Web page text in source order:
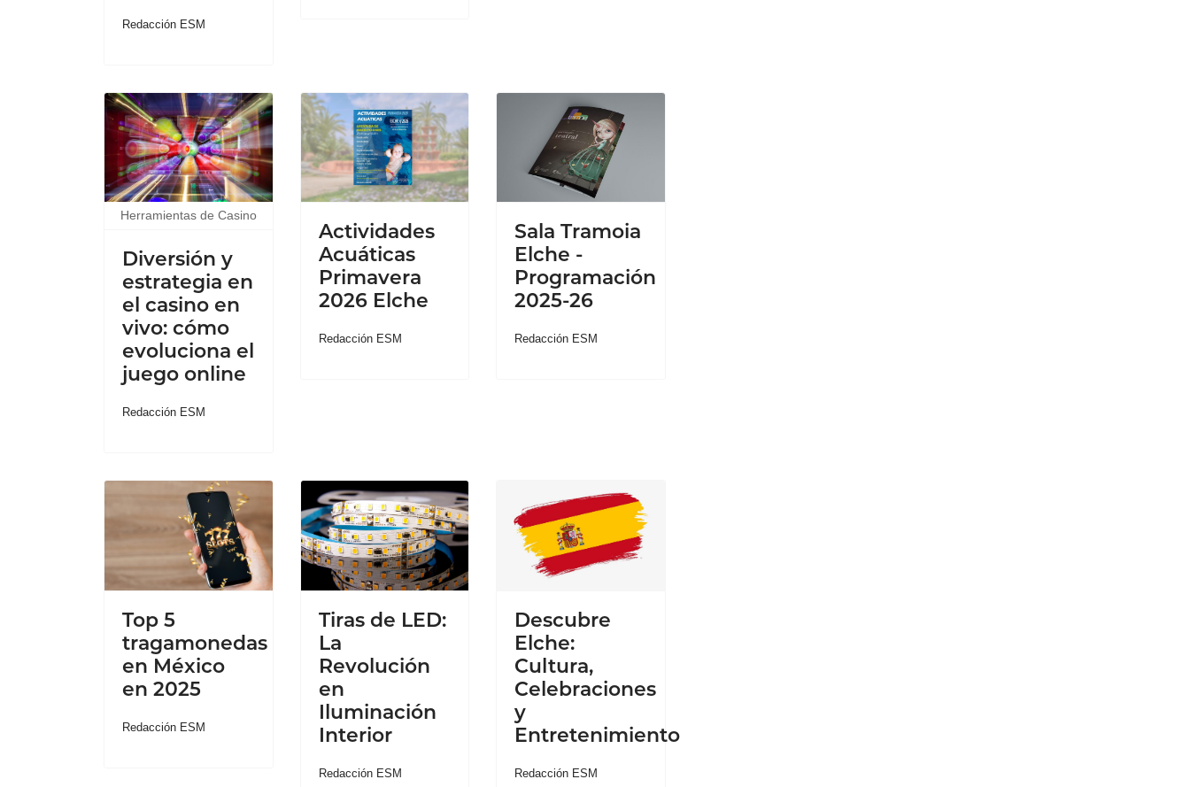
Redacción ESM
Herramientas de Casino
Diversión y
estrategia en
el casino en
vivo: cómo
evoluciona el
juego online
Redacción ESM
Actividades
Acuáticas
Primavera
2026 Elche
Redacción ESM
Sala Tramoia
Elche -
Programación
2025-26
Redacción ESM
Top 5
tragamonedas
en México
en 2025
Redacción ESM
Tiras de LED:
La
Revolución
en
Iluminación
Interior
Redacción ESM
Descubre
Elche:
Cultura,
Celebraciones
y
Entretenimiento
Redacción ESM